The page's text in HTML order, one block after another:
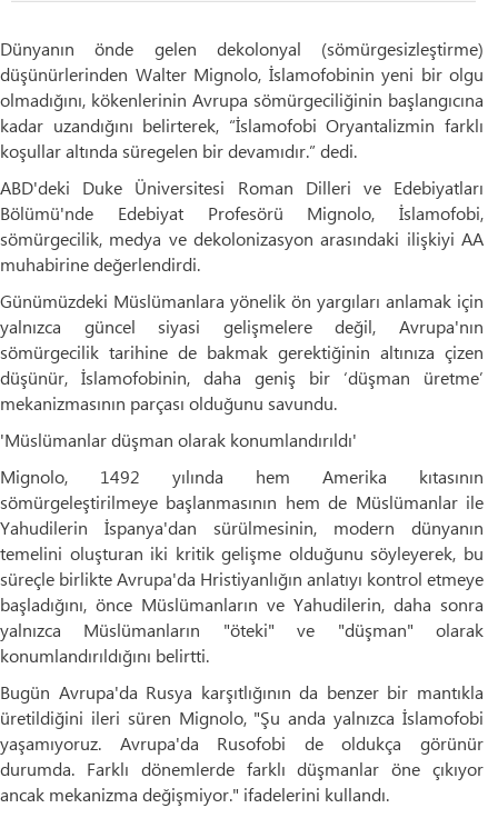
Dünyanın önde gelen dekolonyal (sömürgesizleştirme)
düşünürlerinden Walter Mignolo, İslamofobinin yeni bir olgu
olmadığını, kökenlerinin Avrupa sömürgeciliğinin başlangıcına
kadar uzandığını belirterek, “İslamofobi Oryantalizmin farklı
koşullar altında süregelen bir devamıdır.” dedi.
ABD'deki Duke Üniversitesi Roman Dilleri ve Edebiyatları
Bölümü'nde Edebiyat Profesörü Mignolo, İslamofobi,
sömürgecilik, medya ve dekolonizasyon arasındaki ilişkiyi AA
muhabirine değerlendirdi.
Günümüzdeki Müslümanlara yönelik ön yargıları anlamak için
yalnızca güncel siyasi gelişmelere değil, Avrupa'nın
sömürgecilik tarihine de bakmak gerektiğinin altınıza çizen
düşünür, İslamofobinin, daha geniş bir ‘düşman üretme’
mekanizmasının parçası olduğunu savundu.
'Müslümanlar düşman olarak konumlandırıldı'
Mignolo, 1492 yılında hem Amerika kıtasının
sömürgeleştirilmeye başlanmasının hem de Müslümanlar ile
Yahudilerin İspanya'dan sürülmesinin, modern dünyanın
temelini oluşturan iki kritik gelişme olduğunu söyleyerek, bu
süreçle birlikte Avrupa'da Hristiyanlığın anlatıyı kontrol etmeye
başladığını, önce Müslümanların ve Yahudilerin, daha sonra
yalnızca Müslümanların "öteki" ve "düşman" olarak
konumlandırıldığını belirtti.
Bugün Avrupa'da Rusya karşıtlığının da benzer bir mantıkla
üretildiğini ileri süren Mignolo, "Şu anda yalnızca İslamofobi
yaşamıyoruz. Avrupa'da Rusofobi de oldukça görünür
durumda. Farklı dönemlerde farklı düşmanlar öne çıkıyor
ancak mekanizma değişmiyor." ifadelerini kullandı.